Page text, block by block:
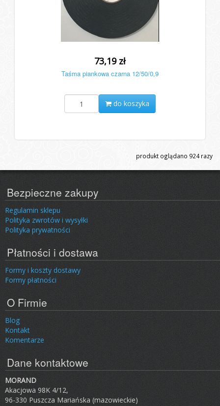
73,19 zł
Taśma piankowa czarna 12/50/0,9
do koszyka
produkt oglądano 924razy
Bezpieczne zakupy
Regulamin sklepu
Polityka zwrotów i wysyłki
Polityka prywatności
Płatności i dostawa
Formy i koszty dostawy
Formy płatności
O Firmie
Blog
Kontakt
Komentarze
Dane kontaktowe
MORAND
Akacjowa 98K 4/12,
96-330 Puszcza Mariańska (mazowieckie)